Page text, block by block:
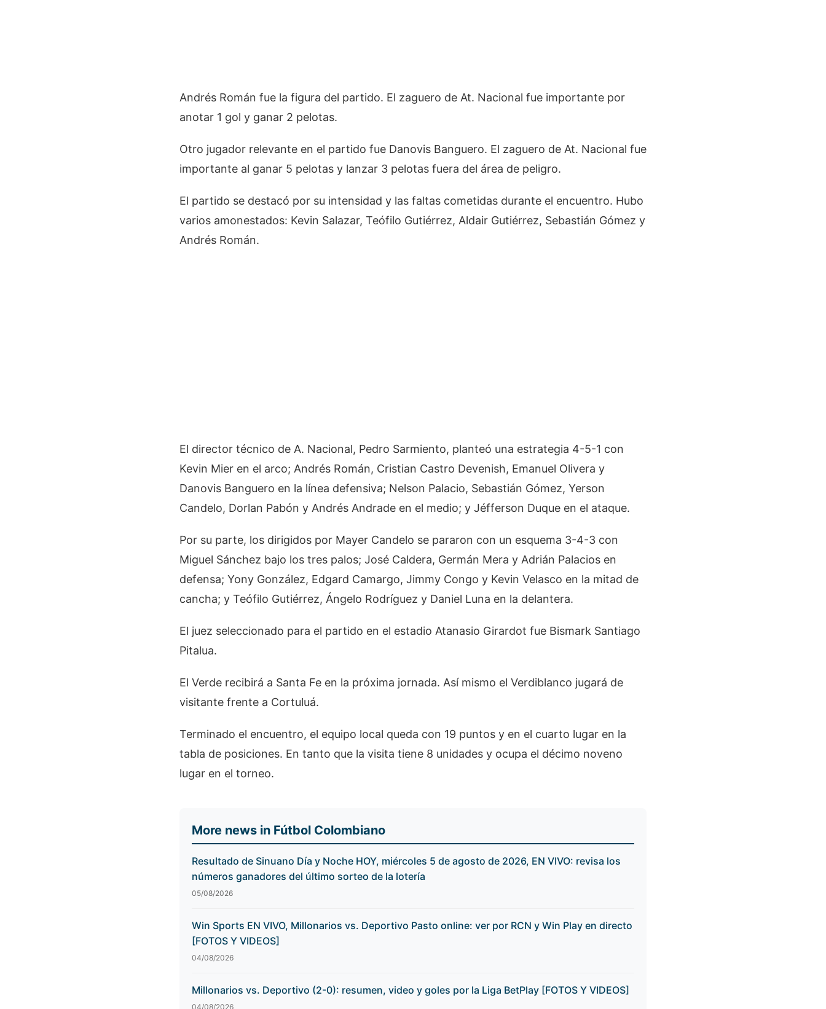
Andrés Román fue la figura del partido. El zaguero de At. Nacional fue importante por
anotar 1 gol y ganar 2 pelotas.
Otro jugador relevante en el partido fue Danovis Banguero. El zaguero de At. Nacional fue
importante al ganar 5 pelotas y lanzar 3 pelotas fuera del área de peligro.
El partido se destacó por su intensidad y las faltas cometidas durante el encuentro. Hubo
varios amonestados: Kevin Salazar, Teófilo Gutiérrez, Aldair Gutiérrez, Sebastián Gómez y
Andrés Román.
El director técnico de A. Nacional, Pedro Sarmiento, planteó una estrategia 4-5-1 con
Kevin Mier en el arco; Andrés Román, Cristian Castro Devenish, Emanuel Olivera y
Danovis Banguero en la línea defensiva; Nelson Palacio, Sebastián Gómez, Yerson
Candelo, Dorlan Pabón y Andrés Andrade en el medio; y Jéfferson Duque en el ataque.
Por su parte, los dirigidos por Mayer Candelo se pararon con un esquema 3-4-3 con
Miguel Sánchez bajo los tres palos; José Caldera, Germán Mera y Adrián Palacios en
defensa; Yony González, Edgard Camargo, Jimmy Congo y Kevin Velasco en la mitad de
cancha; y Teófilo Gutiérrez, Ángelo Rodríguez y Daniel Luna en la delantera.
El juez seleccionado para el partido en el estadio Atanasio Girardot fue Bismark Santiago
Pitalua.
El Verde recibirá a Santa Fe en la próxima jornada. Así mismo el Verdiblanco jugará de
visitante frente a Cortuluá.
Terminado el encuentro, el equipo local queda con 19 puntos y en el cuarto lugar en la
tabla de posiciones. En tanto que la visita tiene 8 unidades y ocupa el décimo noveno
lugar en el torneo.
More news in Fútbol Colombiano
Resultado de Sinuano Día y Noche HOY, miércoles 5 de agosto de 2026, EN VIVO: revisa los
números ganadores del último sorteo de la lotería
05/08/2026
Win Sports EN VIVO, Millonarios vs. Deportivo Pasto online: ver por RCN y Win Play en directo
[FOTOS Y VIDEOS]
04/08/2026
Millonarios vs. Deportivo (2-0): resumen, video y goles por la Liga BetPlay [FOTOS Y VIDEOS]
04/08/2026